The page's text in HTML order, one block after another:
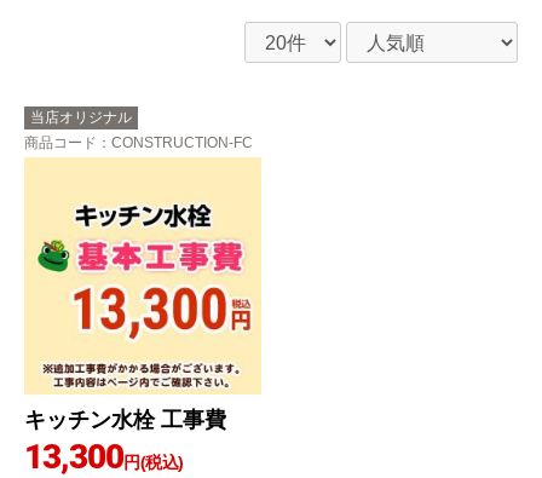
当店オリジナル
商品コード ：CONSTRUCTION-FC
キッチン水栓 工事費
13,300円(税込)